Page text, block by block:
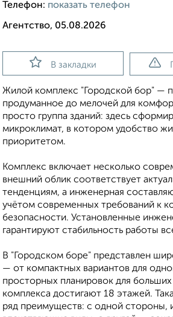
Телефон: показать телефон
Агентство, 05.08.2026
В закладки
Жилой комплекс "Городской бор" —
продуманное до мелочей для
просто группа зданий: здесь
микроклимат, в котором удобство
приоритетом.
Комплекс включает несколько
внешний облик соответствует
тенденциям, а инженерная
учётом современных требований к
безопасности. Установленные
гарантируют стабильность работы
В "Городском боре" представлен
— от компактных вариантов для
просторных планировок для
комплекса достигают 18 этажей.
ряд преимуществ: с одной стороны,